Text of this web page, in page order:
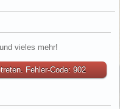
vieles mehr!
Fehler-Code: 902